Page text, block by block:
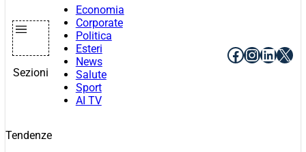
Sezioni
Economia
Corporate
Politica
Esteri
News
Salute
Sport
AI TV
Facebook
X
Tendenze